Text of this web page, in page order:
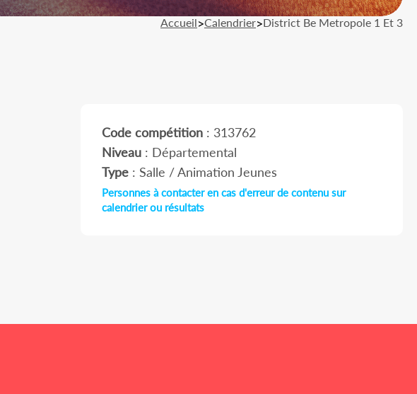
Accueil>Calendrier>District Be Metropole 1 Et 3
Code compétition: 313762
Niveau: Départemental
Type: Salle / Animation Jeunes
Personnes à contacter en cas d'erreur de contenu sur
calendrier ou résultats